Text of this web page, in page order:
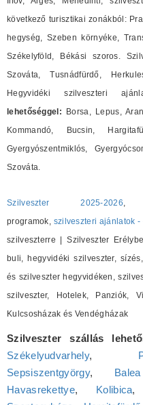
következő turisztikai zonákból:
hegység, Szeben környéke,
Székelyföld, Békási szoros.
Szováta, Tusnádfürdő,
Hegyvidéki szilveszteri
lehetőséggel: Borsa, Lepus,
Kommandó, Bucsin,
Gyergyószentmiklós,
Szováta.
Szilveszter 2025-2026,
programok, szilveszteri ajánlatok
szilveszterre | Szilveszter
buli, hegyvidéki szilveszter,
és szilveszter hegyvidéken,
szilveszter, Hotelek, Panziók,
Kulcsosházak és Vendégházak
Szilveszter szállás
Székelyudvarhely,
Sepsiszentgyörgy,
Havasrekettye, Kolibica